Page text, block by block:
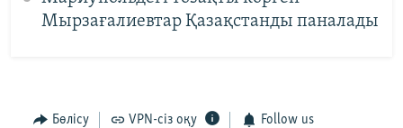
Мырзағалиевтар Қазақстанды паналады
Бөлісу VPN-сіз оқу Follow us